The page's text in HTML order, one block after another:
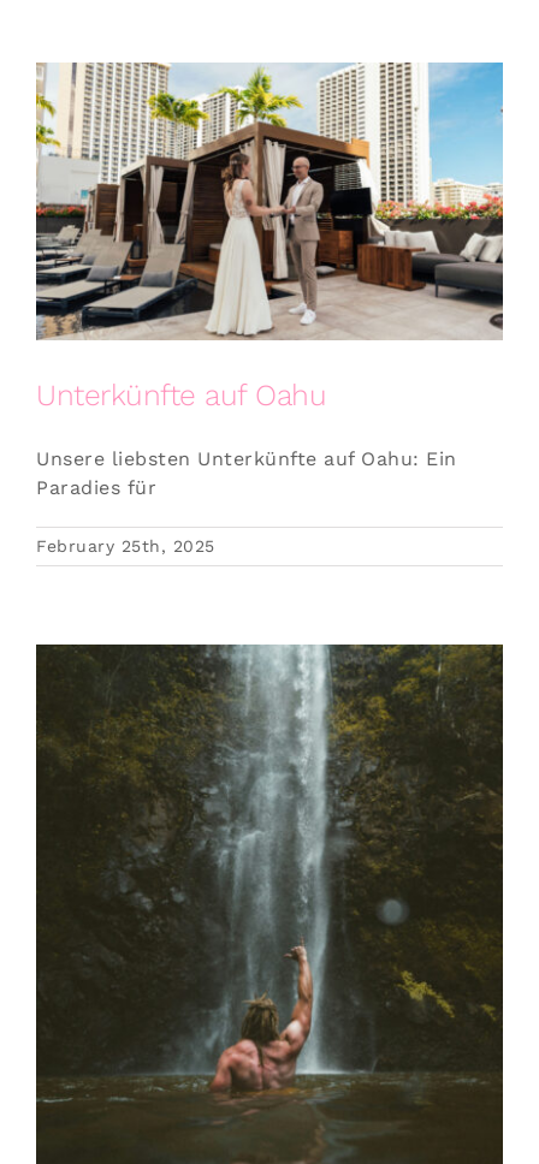
Unterkünfte auf Oahu
Unsere liebsten Unterkünfte auf Oahu: Ein
Paradies für
February 25th, 2025